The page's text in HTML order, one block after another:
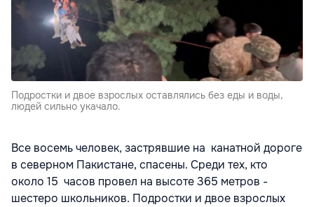
Подростки и двое взрослых оставлялись без еды и воды,
людей сильно укачало.
Все восемь человек, застрявшие на канатной дороге
в северном Пакистане, спасены. Среди тех, кто
около 15 часов провел на высоте 365 метров -
шестеро школьников. Подростки и двое взрослых